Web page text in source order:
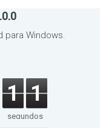
para Windows.
1 1
segundos